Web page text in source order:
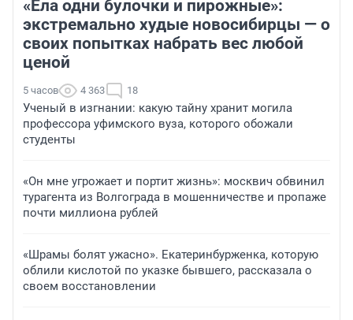
«Ела одни булочки и пирожные»:
экстремально худые новосибирцы — о
своих попытках набрать вес любой
ценой
5 часов 4 363 18
Ученый в изгнании: какую тайну хранит могила
профессора уфимского вуза, которого обожали
студенты
«Он мне угрожает и портит жизнь»: москвич обвинил
турагента из Волгограда в мошенничестве и пропаже
почти миллиона рублей
«Шрамы болят ужасно». Екатеринбурженка, которую
облили кислотой по указке бывшего, рассказала о
своем восстановлении